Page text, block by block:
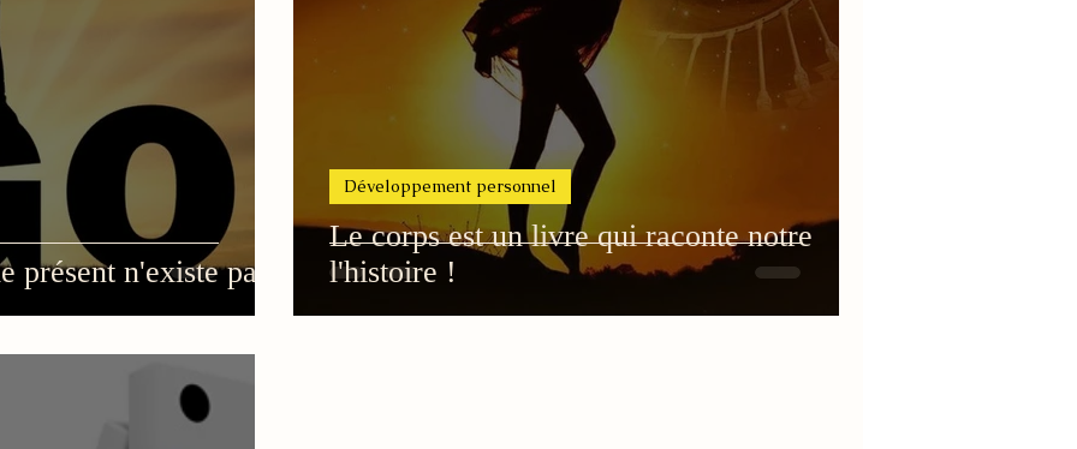
n'existe pas !
Le corps est un livre qui raconte notre
l'histoire !
Développement personnel